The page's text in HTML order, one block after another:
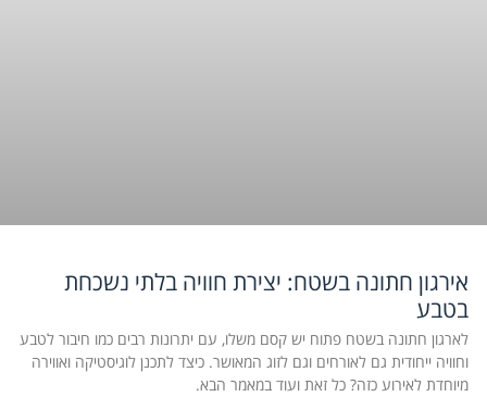
אירגון חתונה בשטח: יצירת חוויה בלתי נשכחת
בטבע
לארגון חתונה בשטח פתוח יש קסם משלו, עם יתרונות רבים כמו חיבור לטבע
וחוויה ייחודית גם לאורחים וגם לזוג המאושר. כיצד לתכנן לוגיסטיקה ואווירה
מיוחדת לאירוע כזה? כל זאת ועוד במאמר הבא.